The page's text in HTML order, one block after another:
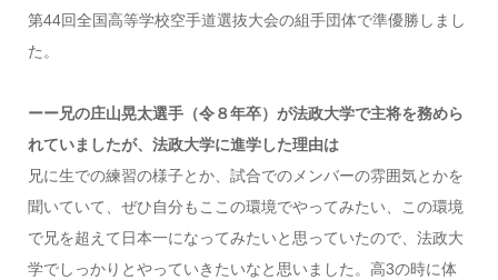
第44回全国高等学校空手道選抜大会の組手団体で準優勝しまし
た。
ーー兄の庄山晃太選手（令８年卒）が法政大学で主将を務めら
れていましたが、法政大学に進学した理由は
兄に生での練習の様子とか、試合でのメンバーの雰囲気とかを
聞いていて、ぜひ自分もここの環境でやってみたい、この環境
で兄を超えて日本一になってみたいと思っていたので、法政大
学でしっかりとやっていきたいなと思いました。高3の時に体